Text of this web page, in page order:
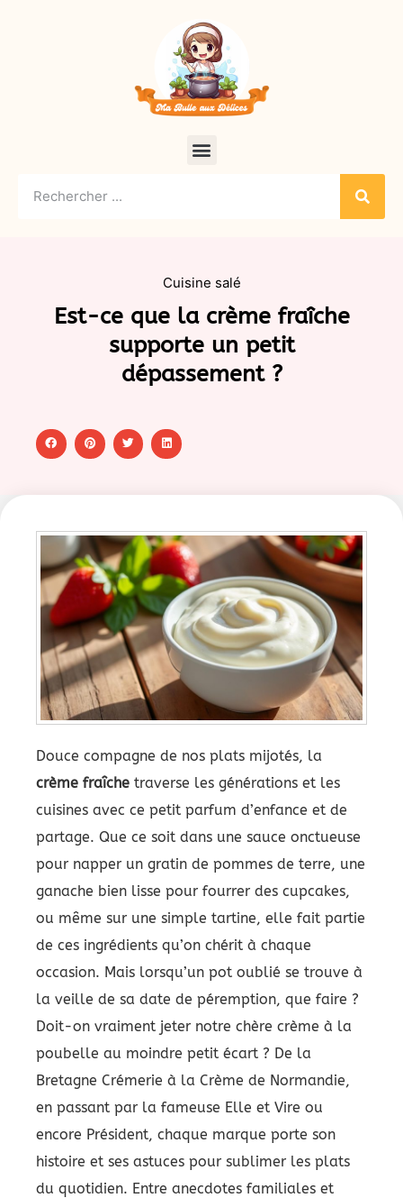
Cuisine salé
Est-ce que la crème fraîche
supporte un petit
dépassement ?
Douce compagne de nos plats mijotés, la
crème fraîche traverse les générations et les
cuisines avec ce petit parfum d’enfance et de
partage. Que ce soit dans une sauce onctueuse
pour napper un gratin de pommes de terre, une
ganache bien lisse pour fourrer des cupcakes,
ou même sur une simple tartine, elle fait partie
de ces ingrédients qu’on chérit à chaque
occasion. Mais lorsqu’un pot oublié se trouve à
la veille de sa date de péremption, que faire ?
Doit-on vraiment jeter notre chère crème à la
poubelle au moindre petit écart ? De la
Bretagne Crémerie à la Crème de Normandie,
en passant par la fameuse Elle et Vire ou
encore Président, chaque marque porte son
histoire et ses astuces pour sublimer les plats
du quotidien. Entre anecdotes familiales et